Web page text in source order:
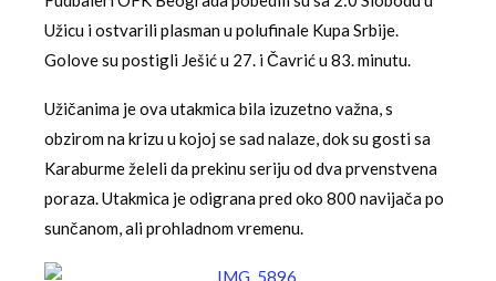
Užicu i ostvarili plasman u polufinale Kupa Srbije.
Golove su postigli Ješić u 27. i Čavrić u 83. minutu.
Užičanima je ova utakmica bila izuzetno važna, s
obzirom na krizu u kojoj se sad nalaze, dok su gosti sa
Karaburme želeli da prekinu seriju od dva prvenstvena
poraza. Utakmica je odigrana pred oko 800 navijača po
sunčanom, ali prohladnom vremenu.